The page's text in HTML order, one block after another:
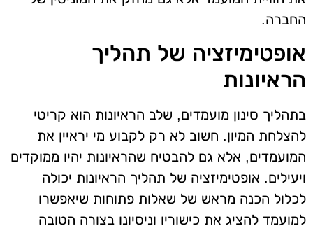
החברה.
אופטימיזציה של תהליך
הראיונות
בתהליך סינון מועמדים, שלב הראיונות הוא קריטי
להצלחת המיון. חשוב לא רק לקבוע מי יראיין את
המועמדים, אלא גם להבטיח שהראיונות יהיו ממוקדים
ויעילים. אופטימיזציה של תהליך הראיונות יכולה
לכלול הכנה מראש של שאלות פתוחות שיאפשרו
למועמד להציג את כישוריו וניסיונו בצורה הטובה